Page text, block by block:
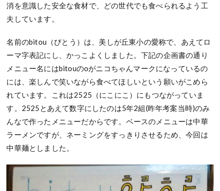
消を意識した安全な食材で、どの世代でも食べられるよう工
夫しています。
名前のbitou（びとう）は、美しが丘東小の愛称で、あえてロ
ーマ字表記にし、かっこよくしました。下記の企画書の通り
メニュー名にはbitouのoがニコちゃんマークになっているの
には、楽しんで笑いながら食べてほしいという願いがこめら
れています。これは2525（にこにこ）にもつながっていま
す。2525とあえて数字にしたのは5年2組(昨年考案当時)のみ
んなで作ったメニューだからです。ベースのメニューは中華
ラーメンですが、ネーミングをすっきりさせるため、今回は
中華麺としました。